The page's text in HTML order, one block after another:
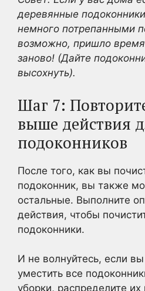
деревянные
немного потрепанными
возможно, пришло время
заново! (Дайте
высохнуть).
Шаг 7:
выше действия
подоконников
После того, как вы
подоконник, вы также
остальные. Выполните
действия, чтобы
подоконники.
И не волнуйтесь, если
уместить все
уборки, распределите